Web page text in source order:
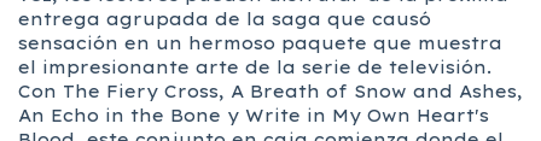
entrega agrupada de la saga que causó
sensación en un hermoso paquete que muestra
el impresionante arte de la serie de televisión.
Con The Fiery Cross, A Breath of Snow and Ashes,
An Echo in the Bone y Write in My Own Heart's